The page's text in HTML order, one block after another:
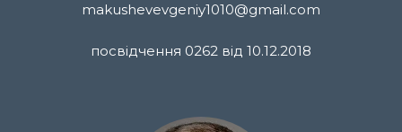
makushevevgeniy1010@gmail.com
посвідчення 0262 від 10.12.2018